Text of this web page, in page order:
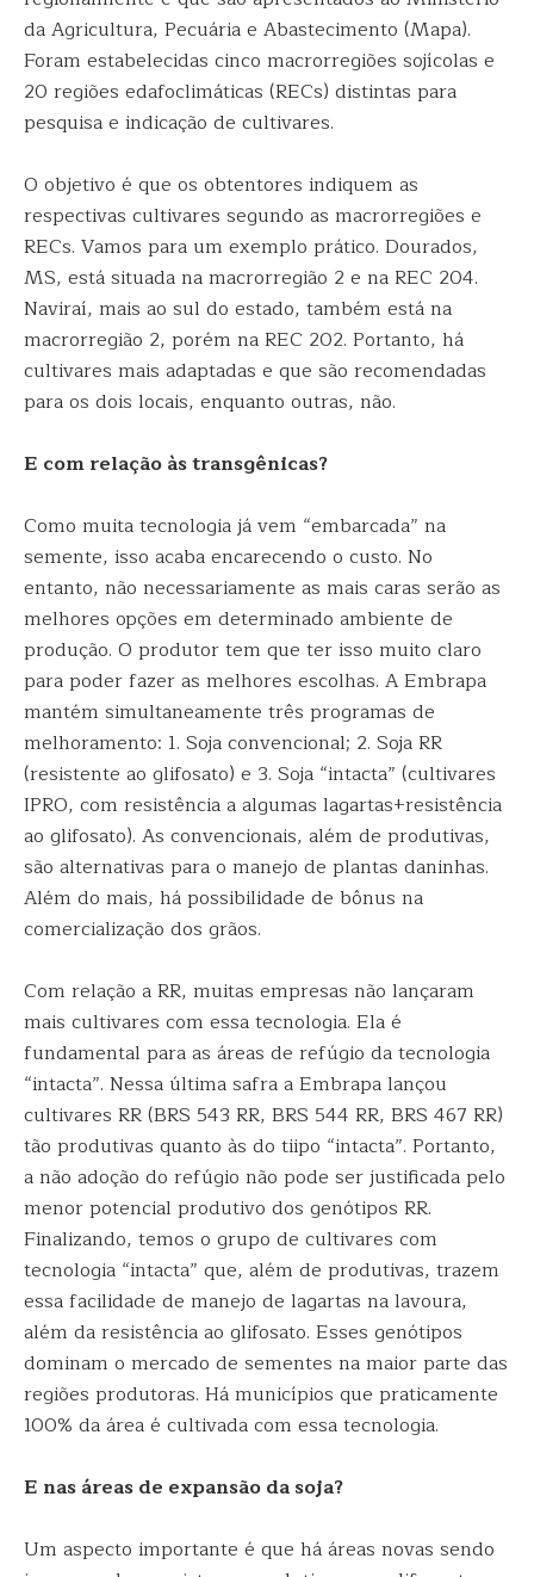
da Agricultura, Pecuária e Abastecimento (Mapa).
Foram estabelecidas cinco macrorregiões sojícolas e
20 regiões edafoclimáticas (RECs) distintas para
pesquisa e indicação de cultivares.
O objetivo é que os obtentores indiquem as
respectivas cultivares segundo as macrorregiões e
RECs. Vamos para um exemplo prático. Dourados,
MS, está situada na macrorregião 2 e na REC 204.
Naviraí, mais ao sul do estado, também está na
macrorregião 2, porém na REC 202. Portanto, há
cultivares mais adaptadas e que são recomendadas
para os dois locais, enquanto outras, não.
E com relação às transgênicas?
Como muita tecnologia já vem “embarcada” na
semente, isso acaba encarecendo o custo. No
entanto, não necessariamente as mais caras serão as
melhores opções em determinado ambiente de
produção. O produtor tem que ter isso muito claro
para poder fazer as melhores escolhas. A Embrapa
mantém simultaneamente três programas de
melhoramento: 1. Soja convencional; 2. Soja RR
(resistente ao glifosato) e 3. Soja “intacta” (cultivares
IPRO, com resistência a algumas lagartas+resistência
ao glifosato). As convencionais, além de produtivas,
são alternativas para o manejo de plantas daninhas.
Além do mais, há possibilidade de bônus na
comercialização dos grãos.
Com relação a RR, muitas empresas não lançaram
mais cultivares com essa tecnologia. Ela é
fundamental para as áreas de refúgio da tecnologia
“intacta”. Nessa última safra a Embrapa lançou
cultivares RR (BRS 543 RR, BRS 544 RR, BRS 467 RR)
tão produtivas quanto às do tiipo “intacta”. Portanto,
a não adoção do refúgio não pode ser justificada pelo
menor potencial produtivo dos genótipos RR.
Finalizando, temos o grupo de cultivares com
tecnologia “intacta” que, além de produtivas, trazem
essa facilidade de manejo de lagartas na lavoura,
além da resistência ao glifosato. Esses genótipos
dominam o mercado de sementes na maior parte das
regiões produtoras. Há municípios que praticamente
100% da área é cultivada com essa tecnologia.
E nas áreas de expansão da soja?
Um aspecto importante é que há áreas novas sendo